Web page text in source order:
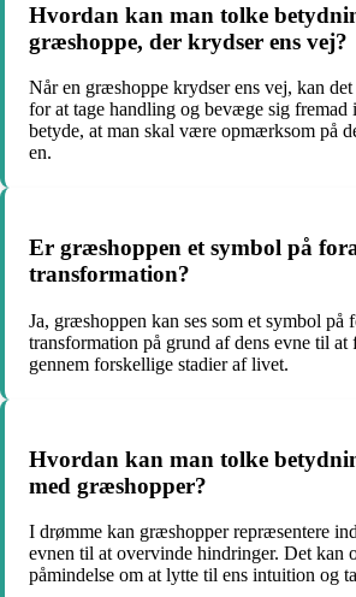
Hvordan kan man tolke
græshoppe, der krydser ens vej?
Når en græshoppe krydser ens vej, kan
for at tage handling og bevæge sig fremad
betyde, at man skal være opmærksom på
en.
Er græshoppen et symbol på
transformation?
Ja, græshoppen kan ses som et symbol på
transformation på grund af dens evne til at
gennem forskellige stadier af livet.
Hvordan kan man tolke
med græshopper?
I drømme kan græshopper repræsentere
evnen til at overvinde hindringer. Det kan
påmindelse om at lytte til ens intuition og